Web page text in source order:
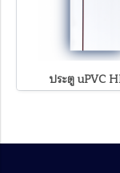
ประตู uPVC